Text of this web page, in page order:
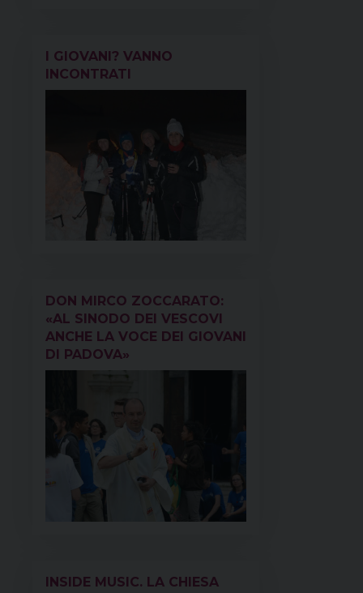
I GIOVANI? VANNO
INCONTRATI
DON MIRCO ZOCCARATO:
«AL SINODO DEI VESCOVI
ANCHE LA VOCE DEI GIOVANI
DI PADOVA»
INSIDE MUSIC. LA CHIESA